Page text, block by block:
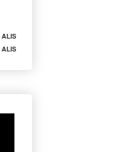
ALIS
ALIS